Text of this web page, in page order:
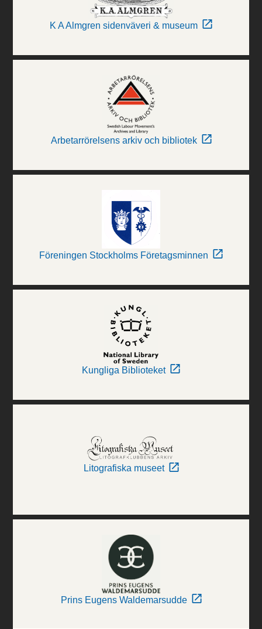
K A Almgren sidenväveri & museum
Arbetarrörelsens arkiv och bibliotek
Föreningen Stockholms Företagsminnen
Kungliga Biblioteket
Litografiska museet
Prins Eugens Waldemarsudde